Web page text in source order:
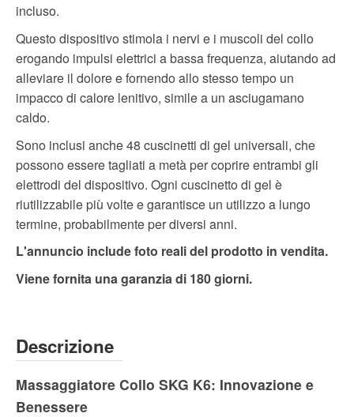
incluso.
Questo dispositivo stimola i nervi e i muscoli del collo
erogando impulsi elettrici a bassa frequenza, aiutando ad
alleviare il dolore e fornendo allo stesso tempo un
impacco di calore lenitivo, simile a un asciugamano
caldo.
Sono inclusi anche 48 cuscinetti di gel universali, che
possono essere tagliati a metà per coprire entrambi gli
elettrodi del dispositivo. Ogni cuscinetto di gel è
riutilizzabile più volte e garantisce un utilizzo a lungo
termine, probabilmente per diversi anni.
L'annuncio include foto reali del prodotto in vendita.
Viene fornita una garanzia di 180 giorni.
Descrizione
Massaggiatore Collo SKG K6: Innovazione e
Benessere